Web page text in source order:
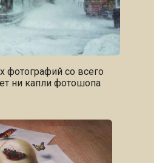
фотографий со всего
ни капли фотошопа